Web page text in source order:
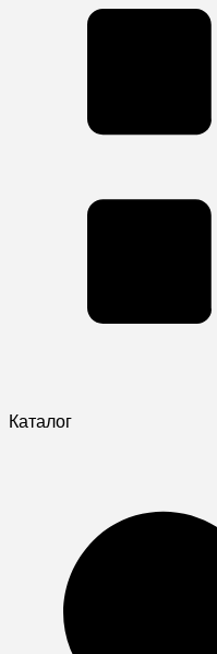
Каталог